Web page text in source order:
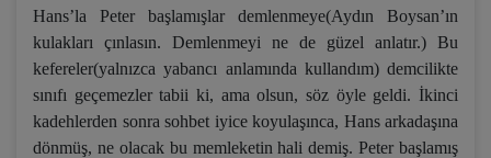
Hans’la Peter başlamışlar demlenmeye(Aydın Boysan’ın
kulakları çınlasın. Demlenmeyi ne de güzel anlatır.) Bu
kefereler(yalnızca yabancı anlamında kullandım) demcilikte
sınıfı geçemezler tabii ki, ama olsun, söz öyle geldi. İkinci
kadehlerden sonra sohbet iyice koyulaşınca, Hans arkadaşına
dönmüş, ne olacak bu memleketin hali demiş. Peter başlamış